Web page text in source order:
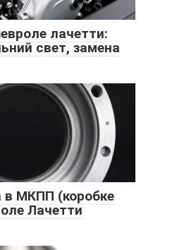
лачетти:
свет, замена
в МКПП (коробке
Лачетти